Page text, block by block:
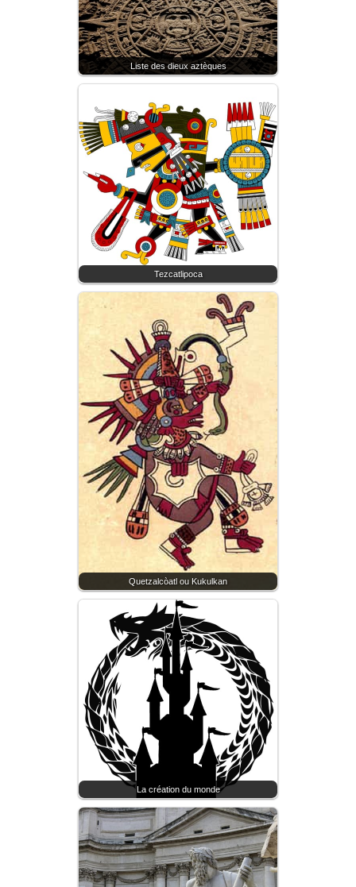
Liste des dieux aztèques
Tezcatlipoca
Quetzalcòatl ou Kukulkan
La création du monde